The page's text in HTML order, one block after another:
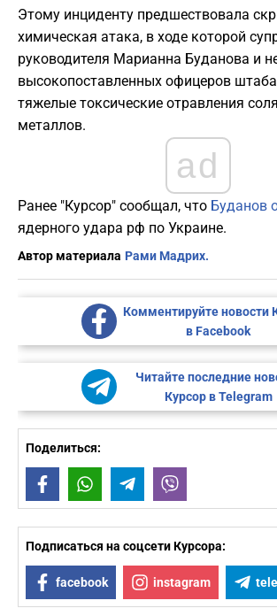
Этому инциденту предшествовала
химическая атака, в ходе которой
руководителя Марианна Буданова и
высокопоставленных офицеров
тяжелые токсические отравления
металлов.
ad
Ранее "Курсор" сообщал, что Буданов
ядерного удара рф по Украине.
Автор материала Рами Мадрих.
Комментируйте новости
в Facebook
Читайте последние
Курсор в Telegram
Поделиться:
FacebookWhatsAppTelegram
Подписаться на соцсети Курсора:
facebook instagram